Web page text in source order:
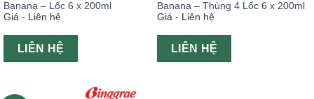
Banana – Lốc 6 x 200ml
Giá - Liên hệ
LIÊN HỆ
Banana – Thùng 4 Lốc 6 x 200ml
Giá - Liên hệ
LIÊN HỆ